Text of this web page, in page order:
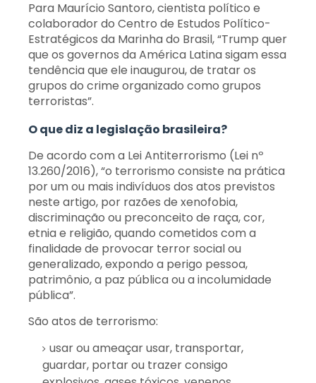
Para Maurício Santoro, cientista político e
colaborador do Centro de Estudos Político-
Estratégicos da Marinha do Brasil, “Trump quer
que os governos da América Latina sigam essa
tendência que ele inaugurou, de tratar os
grupos do crime organizado como grupos
terroristas”.
O que diz a legislação brasileira?
De acordo com a Lei Antiterrorismo (Lei nº
13.260/2016), “o terrorismo consiste na prática
por um ou mais indivíduos dos atos previstos
neste artigo, por razões de xenofobia,
discriminação ou preconceito de raça, cor,
etnia e religião, quando cometidos com a
finalidade de provocar terror social ou
generalizado, expondo a perigo pessoa,
patrimônio, a paz pública ou a incolumidade
pública”.
São atos de terrorismo:
usar ou ameaçar usar, transportar,
guardar, portar ou trazer consigo